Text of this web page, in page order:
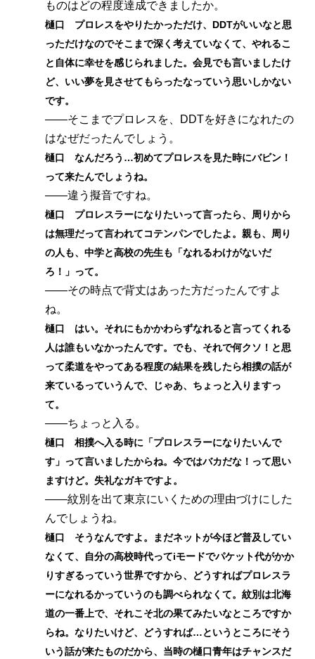
ものはどの程度達成できましたか。
樋口 プロレスをやりたかっただけ、DDTがいいなと思
っただけなのでそこまで深く考えていなくて、やれるこ
と自体に幸せを感じられました。会見でも言いましたけ
ど、いい夢を見させてもらったなっていう思いしかない
です。
――そこまでプロレスを、DDTを好きになれたの
はなぜだったんでしょう。
樋口 なんだろう…初めてプロレスを見た時にバビン！
って来たんでしょうね。
――違う擬音ですね。
樋口 プロレスラーになりたいって言ったら、周りから
は無理だって言われてコテンパンでしたよ。親も、周り
の人も、中学と高校の先生も「なれるわけがないだ
ろ！」って。
――その時点で背丈はあった方だったんですよ
ね。
樋口 はい。それにもかかわらずなれると言ってくれる
人は誰もいなかったんです。でも、それで何クソ！と思
って柔道をやってある程度の結果を残したら相撲の話が
来ているっていうんで、じゃあ、ちょっと入りますっ
て。
――ちょっと入る。
樋口 相撲へ入る時に「プロレスラーになりたいんで
す」って言いましたからね。今ではバカだな！って思い
ますけど。失礼なガキですよ。
――紋別を出て東京にいくための理由づけにした
んでしょうね。
樋口 そうなんですよ。まだネットが今ほど普及してい
なくて、自分の高校時代ってiモードでパケット代がかか
りすぎるっていう世界ですから、どうすればプロレスラ
ーになれるかっていうのも調べられなくて。紋別は北海
道の一番上で、それこそ北の果てみたいなところですか
らね。なりたいけど、どうすれば…というところにそう
いう話が来たものだから、当時の樋口青年はチャンスだ